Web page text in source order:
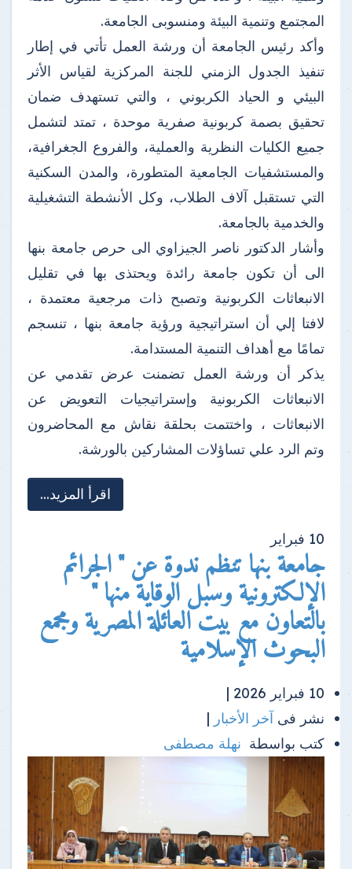
المجتمع وتنمية البيئة ومنسوبى الجامعة.
وأكد رئيس الجامعة أن ورشة العمل تأتي في إطار
تنفيذ الجدول الزمني للجنة المركزية لقياس الأثر
البيئي و الحياد الكربوني ، والتي تستهدف ضمان
تحقيق بصمة كربونية صفرية موحدة ، تمتد لتشمل
جميع الكليات النظرية والعملية، والفروع الجغرافية،
والمستشفيات الجامعية المتطورة، والمدن السكنية
التي تستقبل آلاف الطلاب، وكل الأنشطة التشغيلية
والخدمية بالجامعة.
وأشار الدكتور ناصر الجيزاوي الى حرص جامعة بنها
الى أن تكون جامعة رائدة ويحتذى بها في تقليل
الانبعاثات الكربونية وتصبح ذات مرجعية معتمدة ،
لافتا إلي أن استراتيجية ورؤية جامعة بنها ، تنسجم
تمامًا مع أهداف التنمية المستدامة.
يذكر أن ورشة العمل تضمنت عرض تقدمي عن
الانبعاثات الكربونية وإستراتيجيات التعويض عن
الانبعاثات ، واختتمت بحلقة نقاش مع المحاضرون
وتم الرد علي تساؤلات المشاركين بالورشة.
اقرأ المزيد...
10 فبراير
جامعة بنها تنظم ندوة عن " الجرائم
الإلكترونية وسبل الوقاية منها "
بالتعاون مع بيت العائلة المصرية ومجمع
البحوث الإسلامية
10 فبراير 2026 |
نشر فى آخر الأخبار |
كتب بواسطة نهلة مصطفى